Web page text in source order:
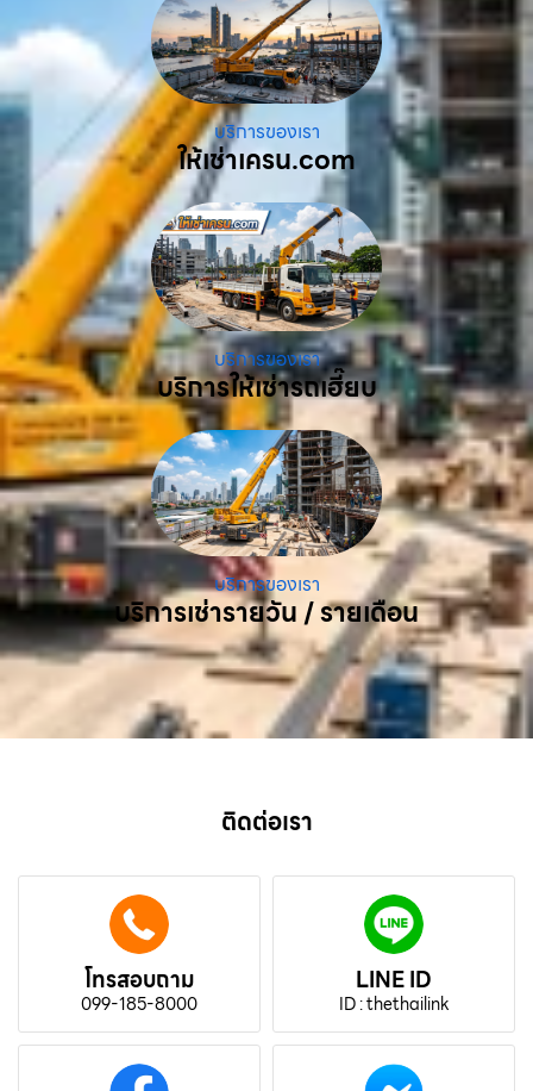
บริการของเรา
ให้เช่าเครน.com
บริการของเรา
บริการให้เช่ารถเฮี๊ยบ
บริการของเรา
บริการเช่ารายวัน / รายเดือน
ติดต่อเรา
โทรสอบถาม
099-185-8000
LINE ID
ID : thethailink